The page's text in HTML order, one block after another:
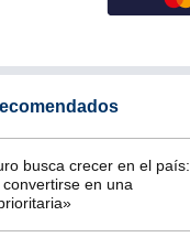
busca crecer en el país:
en una